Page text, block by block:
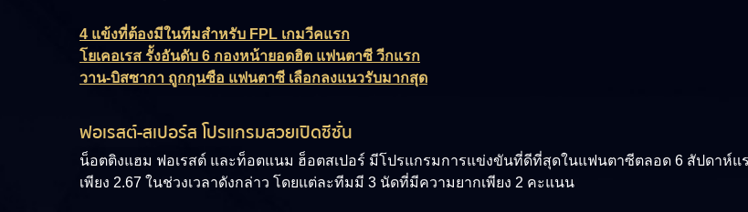
4 แข้งที่ต้องมีในทีมสำหรับ FPL เกมวีคแรก
โยเคอเรส รั้งอันดับ 6 กองหน้ายอดฮิต แฟนตาซี วีกแรก
วาน-บิสซากา ถูกกุนซือ แฟนตาซี เลือกลงแนวรับมากสุด
ฟอเรสต์-สเปอร์ส โปรแกรมสวยเปิดซีซั่น
น็อตติงแฮม ฟอเรสต์ และท็อตแนม ฮ็อตสเปอร์ มีโปรแกรมการแข่งขันที่ดีที่สุดในแฟนตาซีตลอด 6 สัปดาห์แ
เพียง 2.67 ในช่วงเวลาดังกล่าว โดยแต่ละทีมมี 3 นัดที่มีความยากเพียง 2 คะแนน